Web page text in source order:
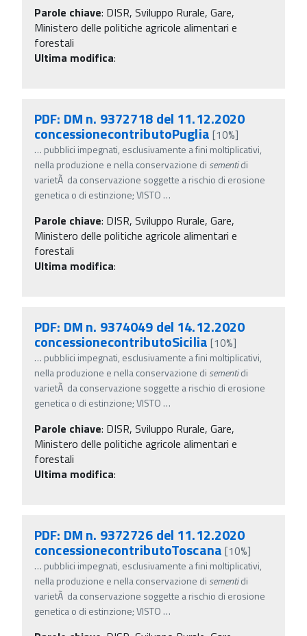
Parole chiave: DISR, Sviluppo Rurale, Gare,
Ministero delle politiche agricole alimentari e
forestali
Ultima modifica:
PDF: DM n. 9372718 del 11.12.2020
concessionecontributoPuglia [10%]
… pubblici impegnati, esclusivamente a fini moltiplicativi,
nella produzione e nella conservazione di sementidi
varietÃ da conservazione soggette a rischio di erosione
genetica o di estinzione; VISTO …
Parole chiave: DISR, Sviluppo Rurale, Gare,
Ministero delle politiche agricole alimentari e
forestali
Ultima modifica:
PDF: DM n. 9374049 del 14.12.2020
concessionecontributoSicilia [10%]
… pubblici impegnati, esclusivamente a fini moltiplicativi,
nella produzione e nella conservazione di sementidi
varietÃ da conservazione soggette a rischio di erosione
genetica o di estinzione; VISTO …
Parole chiave: DISR, Sviluppo Rurale, Gare,
Ministero delle politiche agricole alimentari e
forestali
Ultima modifica:
PDF: DM n. 9372726 del 11.12.2020
concessionecontributoToscana [10%]
… pubblici impegnati, esclusivamente a fini moltiplicativi,
nella produzione e nella conservazione di sementidi
varietÃ da conservazione soggette a rischio di erosione
genetica o di estinzione; VISTO …